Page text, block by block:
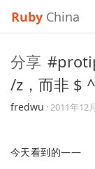
Ruby China
分享
/z，而非 $ ^
fredwu ·2011年12
今天看到的——